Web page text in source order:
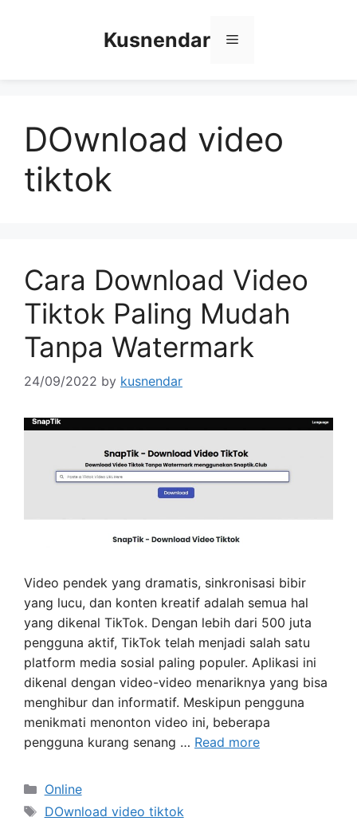
Kusnendar Menu
DOwnload video
tiktok
Cara Download Video
Tiktok Paling Mudah
Tanpa Watermark
24/09/2022 by kusnendar
Video pendek yang dramatis, sinkronisasi bibir
yang lucu, dan konten kreatif adalah semua hal
yang dikenal TikTok. Dengan lebih dari 500 juta
pengguna aktif, TikTok telah menjadi salah satu
platform media sosial paling populer. Aplikasi ini
dikenal dengan video-video menariknya yang bisa
menghibur dan informatif. Meskipun pengguna
menikmati menonton video ini, beberapa
pengguna kurang senang … Read more
Categories
Online
Tags
DOwnload video tiktok